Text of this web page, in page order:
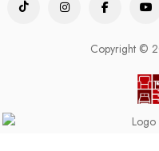
Copyright ©